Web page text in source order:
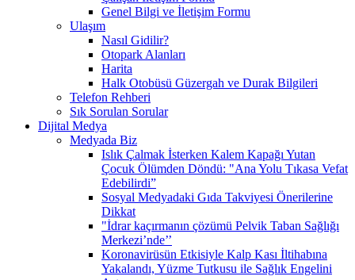
Genel Bilgi ve İletişim Formu
Ulaşım
Nasıl Gidilir?
Otopark Alanları
Harita
Halk Otobüsü Güzergah ve Durak Bilgileri
Telefon Rehberi
Sık Sorulan Sorular
Dijital Medya
Medyada Biz
Islık Çalmak İsterken Kalem Kapağı Yutan
Çocuk Ölümden Döndü: "Ana Yolu Tıkasa Vefat
Edebilirdi”
Sosyal Medyadaki Gıda Takviyesi Önerilerine
Dikkat
"İdrar kaçırmanın çözümü Pelvik Taban Sağlığı
Merkezi’nde’’
Koronavirüsün Etkisiyle Kalp Kası İltihabına
Yakalandı, Yüzme Tutkusu ile Sağlık Engelini